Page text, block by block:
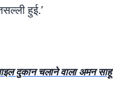
हुई.’
दुकान चलाने वाला अमन